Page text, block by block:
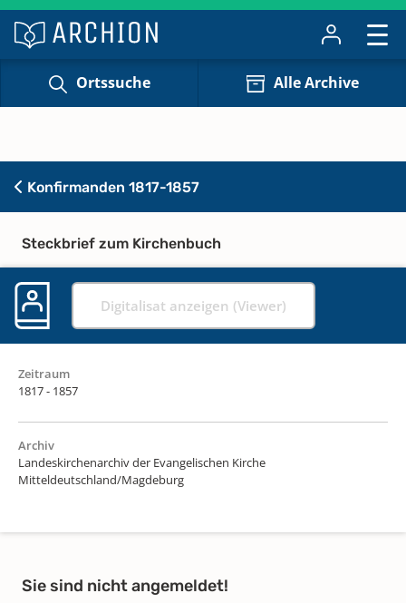
Ortssuche Alle Archive
Konfirmanden 1817-1857
Steckbrief zum Kirchenbuch
Digitalisat anzeigen (Viewer)
Zeitraum
1817 - 1857
Archiv
Landeskirchenarchiv der Evangelischen Kirche
Mitteldeutschland/Magdeburg
Sie sind nicht angemeldet!